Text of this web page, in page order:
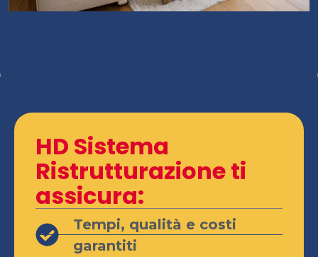
HD Sistema
Ristrutturazione ti
assicura:
Tempi, qualità e costi
garantiti